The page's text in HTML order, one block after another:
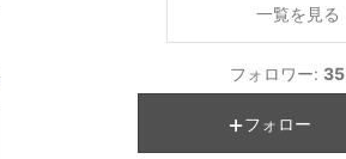
一覧を見る
フォロワー: 35
フォロー